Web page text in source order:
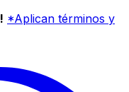
*Aplican términos y